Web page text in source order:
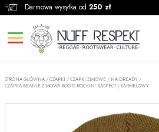
Darmowa wysyłka od 250 zł
STRONA GŁÓWNA /CZAPKI /CZAPKI ZIMOWE / NA DREADY /
CZAPKA BEANIE ZIMOWA ROOTS ROCKIN' RASPECT | KARMELOWY